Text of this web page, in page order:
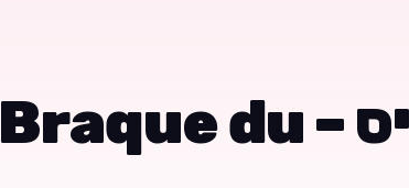
פוינטר בורבונאיס – Braque du